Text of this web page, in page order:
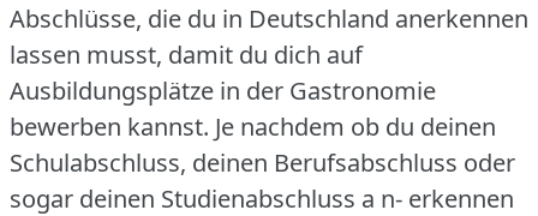
Abschlüsse, die du in Deutschland anerkennen
lassen musst, damit du dich auf
Ausbildungsplätze in der Gastronomie
bewerben kannst. Je nachdem ob du deinen
Schulabschluss, deinen Berufsabschluss oder
sogar deinen Studienabschluss a n- erkennen